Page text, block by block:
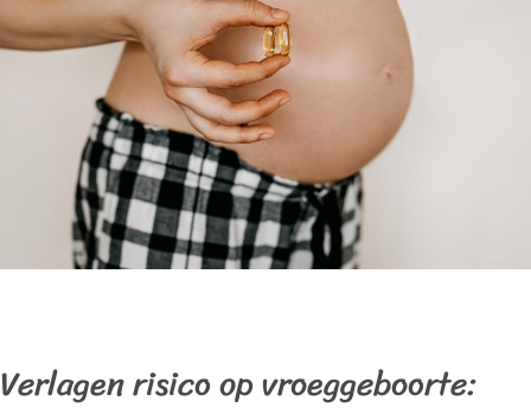
Verlagen risico op vroeggeboorte: